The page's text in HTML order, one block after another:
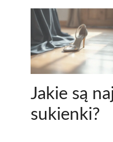
Jakie są
sukienki?